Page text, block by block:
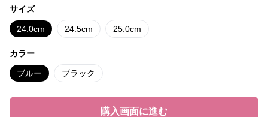
サイズ
24.0cm 24.5cm 25.0cm
カラー
ブルー ブラック
購入画面に進む